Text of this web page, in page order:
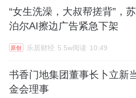
“女生洗澡，大叔帮搓背”，苏
泊尔AI擦边广告紧急下架
原创 乐居财经 5.5w阅读 10:49
书香门地集团董事长卜立新
金会理事